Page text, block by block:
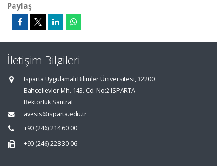
Paylaş
İletişim Bilgileri
Isparta Uygulamalı Bilimler Üniversitesi, 32200
Bahçelievler Mh. 143. Cd. No:2 ISPARTA
Rektörlük Santral
avesis@isparta.edu.tr
+90 (246) 214 60 00
+90 (246) 228 30 06